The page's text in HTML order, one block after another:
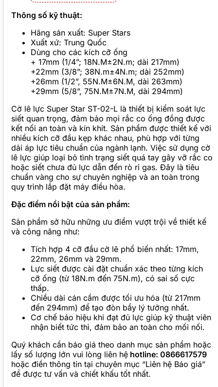
Thông số kỹ thuật:
Hãng sản xuất: Super Stars
Xuất xứ: Trung Quốc
Dùng cho các kích cỡ ống
+ 17mm (1/4”; 18N.M±2N.m; dài 217mm)
+22mm (3/8”; 38N.m±4N.m; dài 252mm)
+26mm (1/2”, 55N.M±6N.M, dài 263mm)
+29mm (5/8”, 75N.M±7N.M, dài 294mm)
Cờ lê lực Super Star ST-02-L là thiết bị kiểm soát lực
siết quan trọng, đảm bảo mọi rắc co ống đồng được
kết nối an toàn và kín khít. Sản phẩm được thiết kế với
nhiều kích cỡ đầu kẹp khác nhau, phù hợp với từng
dải áp lực tiêu chuẩn của ngành lạnh. Việc sử dụng cờ
lê lực giúp loại bỏ tình trạng siết quá tay gây vỡ rắc co
hoặc siết chưa đủ lực dẫn đến rò rỉ gas. Đây là tiêu
chuẩn vàng cho sự chuyên nghiệp và an toàn trong
quy trình lắp đặt máy điều hòa.
Đặc điểm nổi bật của sản phẩm:
Sản phẩm sở hữu những ưu điểm vượt trội về thiết kế
và công năng như:
Tích hợp 4 cỡ đầu cờ lê phổ biến nhất: 17mm,
22mm, 26mm và 29mm.
Lực siết được cài đặt chuẩn xác theo từng kích
cỡ ống (từ 18N.m đến 75N.m), có sai số cực
thấp.
Chiều dài cán cầm được tối ưu hóa (từ 217mm
đến 294mm) để tạo đòn bẩy lý tưởng nhất.
Cơ chế báo hiệu khi đạt đủ lực giúp kỹ thuật viên
nhận biết tức thì, đảm bảo an toàn cho mối nối.
Quý khách cần báo giá theo danh mục sản phẩm hoặc
lấy số lượng lớn vui lòng liên hệ hotline: 0866617579
hoặc điền thông tin tại chuyên mục “Liên hệ Báo giá”
để được tư vấn và chiết khấu tốt nhất.